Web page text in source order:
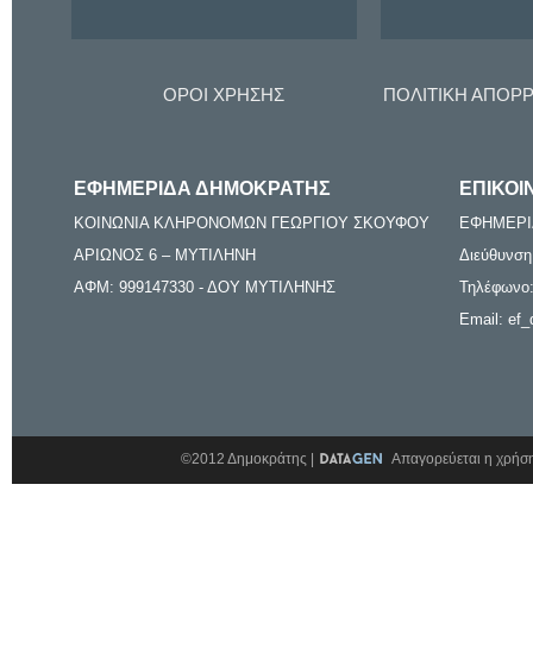
ΟΡΟΙ ΧΡΗΣΗΣ ΠΟΛΙΤΙΚΗ
ΕΦΗΜΕΡΙΔΑ ΔΗΜΟΚΡΑΤΗΣ
ΚΟΙΝΩΝΙΑ ΚΛΗΡΟΝΟΜΩΝ ΓΕΩΡΓΙΟΥ ΣΚΟΥΦΟΥ
ΑΡΙΩΝΟΣ 6 – ΜΥΤΙΛΗΝΗ
ΑΦΜ: 999147330 - ΔΟΥ ΜΥΤΙΛΗΝΗΣ
Email:
©2012 Δημοκράτης | Απαγορεύεται η